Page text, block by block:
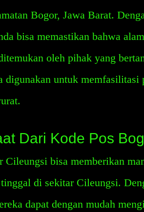
Bogor, Jawa Barat.
bisa memastikan bahwa
oleh pihak yang
digunakan untuk memfasilitasi
Dari Kode Pos
Cileungsi bisa memberikan
di sekitar Cileungsi.
dapat dengan mudah